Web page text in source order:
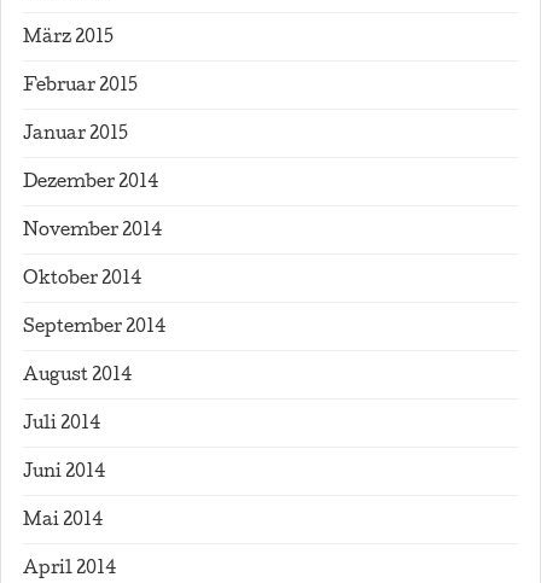
März 2015
Februar 2015
Januar 2015
Dezember 2014
November 2014
Oktober 2014
September 2014
August 2014
Juli 2014
Juni 2014
Mai 2014
April 2014